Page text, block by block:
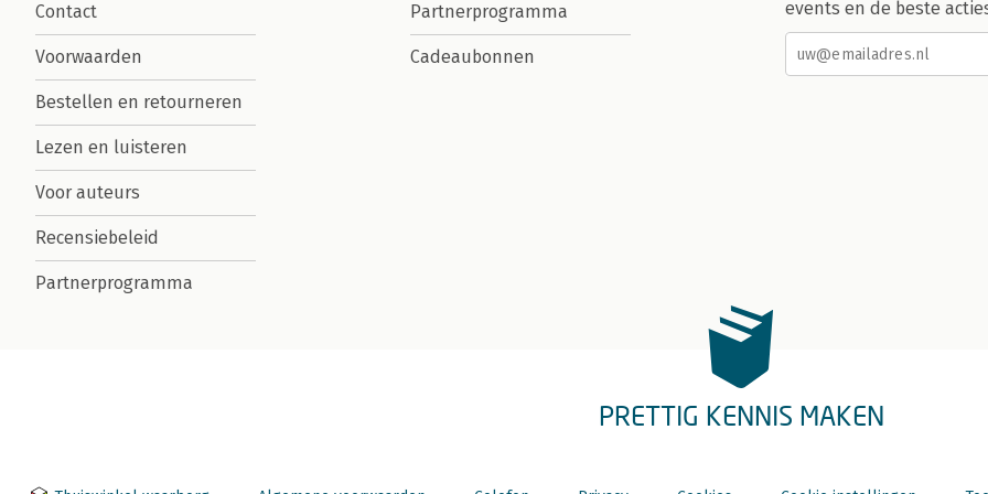
Contact
Voorwaarden
Bestellen en retourneren
Lezen en luisteren
Voor auteurs
Recensiebeleid
Partnerprogramma
Partnerprogramma
Cadeaubonnen
events en de beste
PRETTIG KENNIS MAKEN